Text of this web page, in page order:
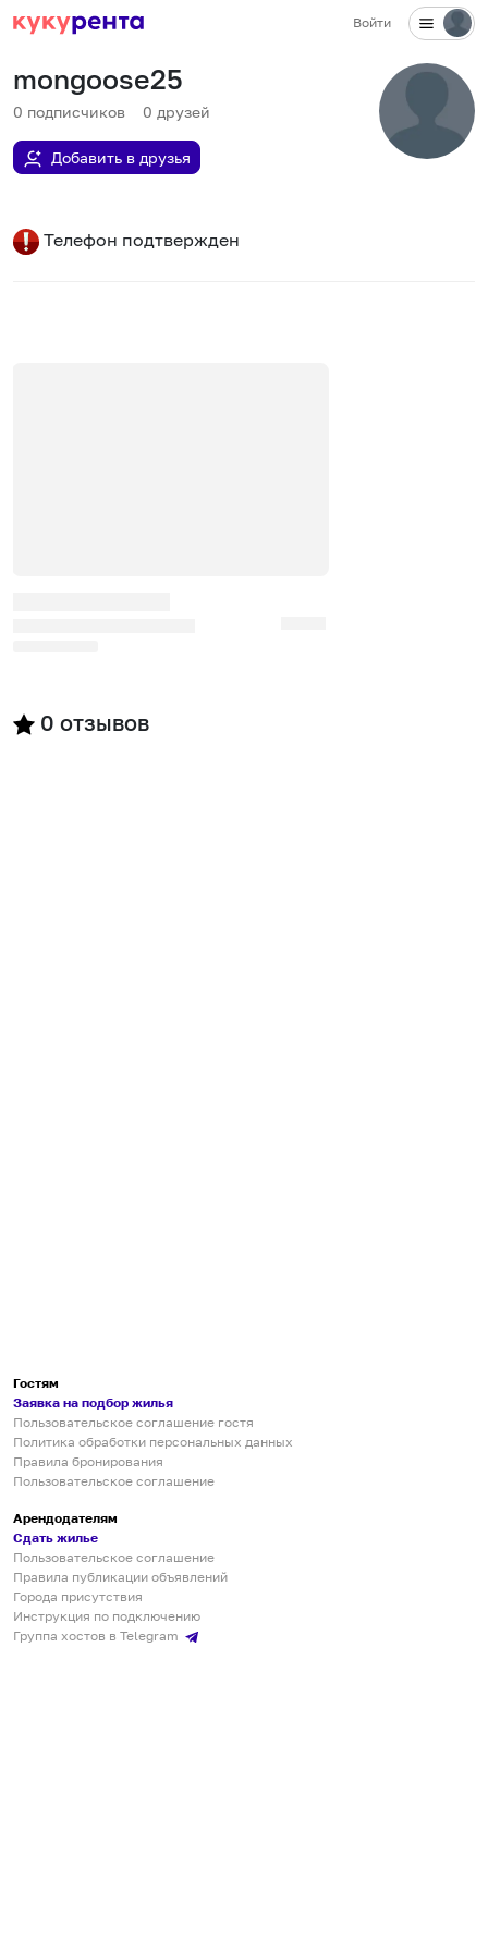
Войти
mongoose25
0 подписчиков 0 друзей
Добавить в друзья
Телефон подтвержден
0 отзывов
Гостям
Заявка на подбор жилья
Пользовательское соглашение гостя
Политика обработки персональных данных
Правила бронирования
Пользовательское соглашение
Арендодателям
Сдать жилье
Пользовательское соглашение
Правила публикации объявлений
Города присутствия
Инструкция по подключению
Группа хостов в Telegram